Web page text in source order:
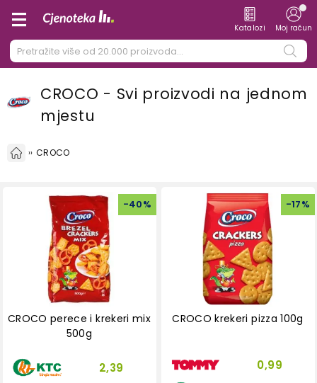
Katalozi Moj račun
CROCO - Svi proizvodi na jednom
mjestu
CROCO
-40%
CROCO perece i krekeri mix
500g
2,39
-17%
CROCO krekeri pizza 100g
0,99